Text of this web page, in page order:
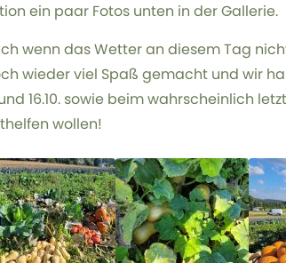
ein paar Fotos unten in der Gallerie.
wenn das Wetter an diesem Tag
wieder viel Spaß gemacht und wir
16.10. sowie beim wahrscheinlich
wollen!